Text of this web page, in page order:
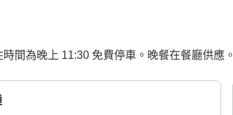
間為晚上 11:30 免費停車。晚餐在餐廳供應。